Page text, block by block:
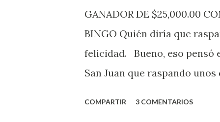
de la página electrónica de
GANADOR DE $25,000.00
BINGO Quién diría que
felicidad. Bueno, eso pensó
San Juan que raspando
COMPARTIR 3 COMENTARIOS